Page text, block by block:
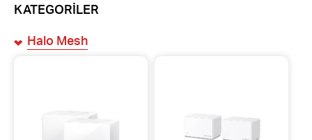
KATEGORİLER
Halo Mesh